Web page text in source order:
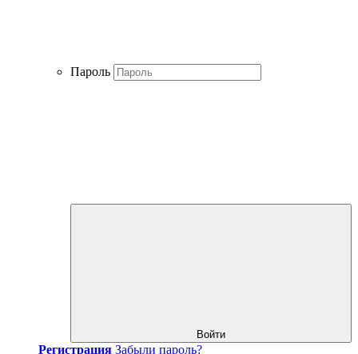
Пароль
Войти
Регистрация Забыли пароль?